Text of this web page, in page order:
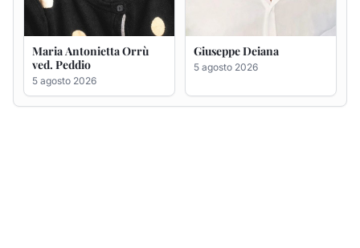
Maria Antonietta Orrù
ved. Peddio
5 agosto 2026
Giuseppe Deiana
5 agosto 2026